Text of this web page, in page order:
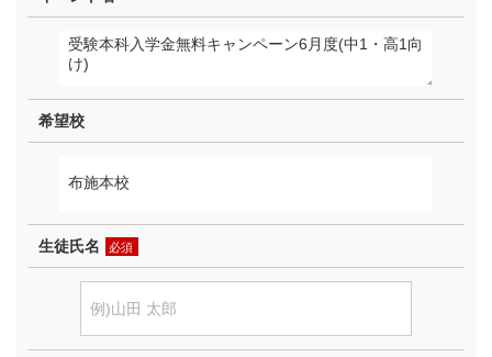
希望校
生徒氏名 必須